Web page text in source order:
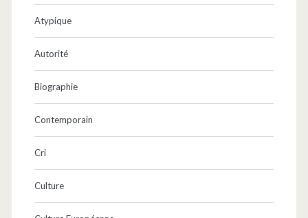
Atypique
Autorité
Biographie
Contemporain
Cri
Culture